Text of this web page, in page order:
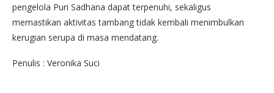
pengelola Puri Sadhana dapat terpenuhi, sekaligus
memastikan aktivitas tambang tidak kembali menimbulkan
kerugian serupa di masa mendatang.
Penulis : Veronika Suci